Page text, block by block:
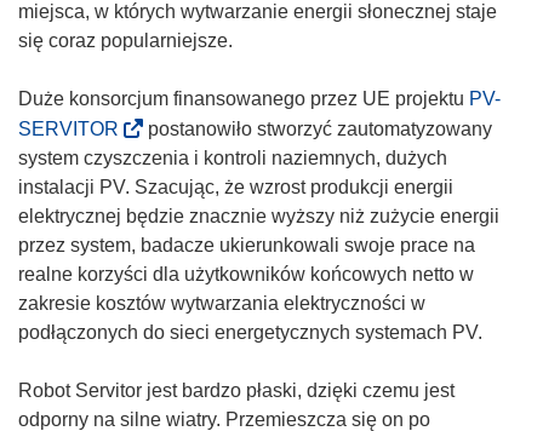
miejsca, w których wytwarzanie energii słonecznej staje
się coraz popularniejsze.
Duże konsorcjum finansowanego przez UE projektu PV-
SERVITOR
o
d
n
o
ś
n
i
o
t
postanowiło stworzyć zautomatyzowany
system czyszczenia i kontroli naziemnych, dużych
instalacji PV. Szacując, że wzrost produkcji energii
elektrycznej będzie znacznie wyższy niż zużycie energii
przez system, badacze ukierunkowali swoje prace na
realne korzyści dla użytkowników końcowych netto w
zakresie kosztów wytwarzania elektryczności w
podłączonych do sieci energetycznych systemach PV.
Robot Servitor jest bardzo płaski, dzięki czemu jest
odporny na silne wiatry. Przemieszcza się on po